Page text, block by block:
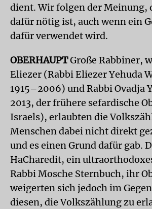
dient. Wir folgen der Meinung,
dafür nötig ist, auch wenn ein
dafür verwendet wird.
OBERHAUPTGroße Rabbiner,
Eliezer (Rabbi Eliezer Yehuda
1915–2006) und Rabbi Ovadja
2013, der frühere sefardische
Israels), erlaubten die
Menschen dabei nicht direkt
und es einen Grund dafür gab.
HaCharedit, ein
Rabbi Mosche Sternbuch, ihr
weigerten sich jedoch im
diesen, die Volkszählung zu